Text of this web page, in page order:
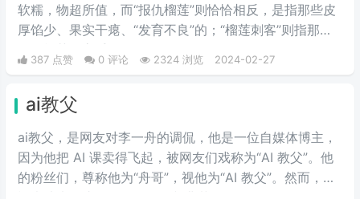
软糯，物超所值，而“报仇榴莲”则恰恰相反，是指那些皮
厚馅少、果实干瘪、“发育不良”的；“榴莲刺客”则指那些
会挑榴莲的高手。
387 点赞 0 评论 2324 浏览 2024-02-27
ai教父
ai教父，是网友对李一舟的调侃，他是一位自媒体博主，
因为他把 AI 课卖得飞起，被网友们戏称为“AI 教父”。他
的粉丝们，尊称他为“舟哥”，视他为“AI 教父”。然而，质